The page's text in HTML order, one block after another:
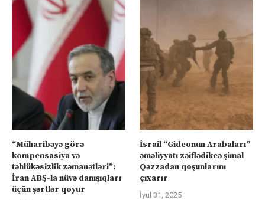
“Müharibəyə görə
kompensasiya və
təhlükəsizlik zəmanətləri”:
İran ABŞ-la nüvə danışıqları
üçün şərtlər qoyur
İsrail “Gideonun Arabaları”
əməliyyatı zəiflədikcə şimal
Qəzzadan qoşunlarını
çıxarır
İyul 31, 2025